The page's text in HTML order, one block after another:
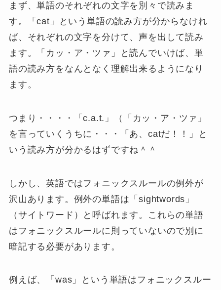
まず、単語のそれぞれの文字を別々で読みま
す。「cat」という単語の読み方が分からなけれ
ば、それぞれの文字を分けて、声を出して読み
ます。「カッ・ア・ツァ」と読んでいけば、単
語の読み方をなんとなく理解出来るようになり
ます。
つまり・・・・「c.a.t.」（「カッ・ア・ツァ」
を言っていくうちに・・・「あ、catだ！！」と
いう読み方が分かるはずですね＾＾
しかし、英語ではフォニックスルールの例外が
沢山あります。例外の単語は「sightwords」
（サイトワード）と呼ばれます。これらの単語
はフォニックスルールに則っていないので別に
暗記する必要があります。
例えば、「was」という単語はフォニックスルー